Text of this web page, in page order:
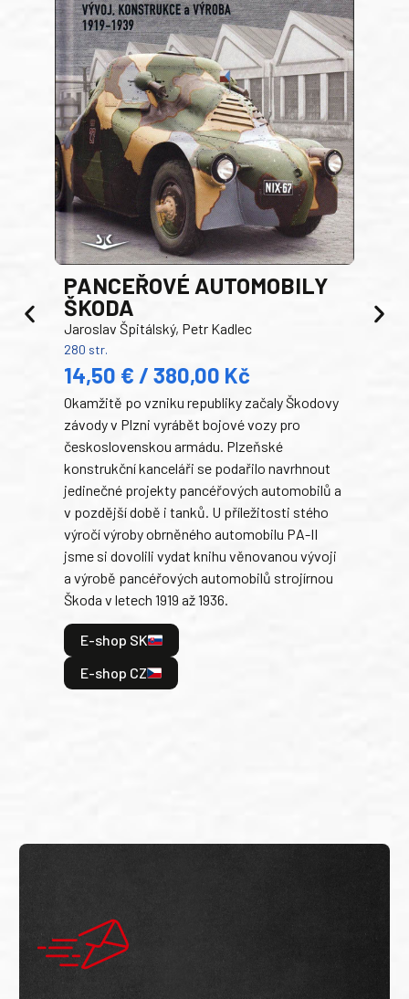
PANCEŘOVÉ AUTOMOBILY
ŠKODA
Jaroslav Špitálský, Petr Kadlec
280 str.
14,50 € / 380,00 Kč
Okamžitě po vzniku republiky začaly Škodovy
závody v Plzni vyrábět bojové vozy pro
československou armádu. Plzeňské
konstrukční kanceláři se podařilo navrhnout
jedinečné projekty pancéřových automobilů a
v pozdější době i tanků. U příležitosti stého
výročí výroby obrněného automobilu PA-II
jsme si dovolili vydat knihu věnovanou vývoji
a výrobě pancéřových automobilů strojírnou
Škoda v letech 1919 až 1936.
E-shop SK
E-shop CZ